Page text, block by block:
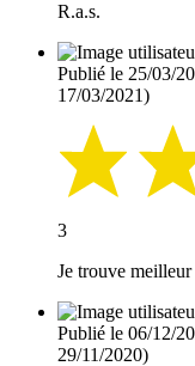
R.a.s.
Publié le 25/03/
17/03/2021)
3
Je trouve
Publié le 06/12/
29/11/2020)